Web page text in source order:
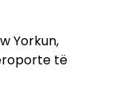
Yorkun,
të